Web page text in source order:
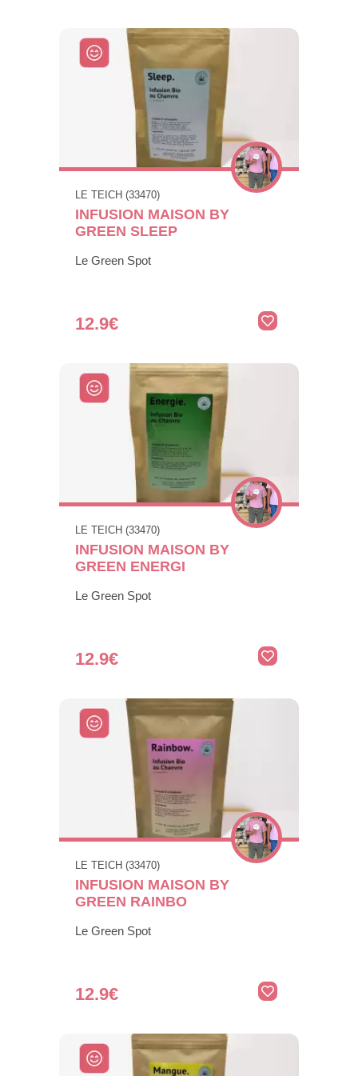
LE TEICH (33470)
INFUSION MAISON BY
GREEN SLEEP
Le Green Spot
12.9€
LE TEICH (33470)
INFUSION MAISON BY
GREEN ENERGI
Le Green Spot
12.9€
LE TEICH (33470)
INFUSION MAISON BY
GREEN RAINBO
Le Green Spot
12.9€